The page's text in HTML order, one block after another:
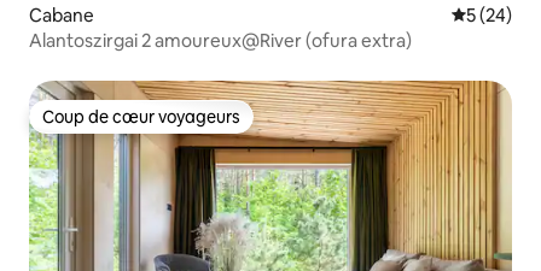
Cabane
5 (24)
Alantoszirgai 2 amoureux@River (ofura extra)
Coup de cœur voyageurs
Coup de cœur voyageurs